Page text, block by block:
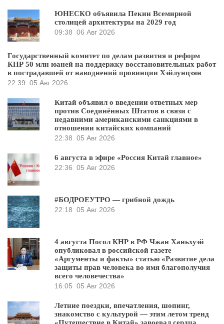
ЮНЕСКО объявила Пекин Всемирной
столицей архитектуры на 2029 год
09:38 06 Авг 2026
Государственный комитет по делам развития и реформ
КНР 50 млн юаней на поддержку восстановительных работ
в пострадавшей от наводнений провинции Хэйлунцзян
22:39 05 Авг 2026
Китай объявил о введении ответных мер
против Соединённых Штатов в связи с
недавними американскими санкциями в
отношении китайских компаний
22:38 05 Авг 2026
6 августа в эфире «Россия Китай главное»
22:36 05 Авг 2026
#БОДРОЕУТРО — грибной дождь
22:18 05 Авг 2026
4 августа Посол КНР в РФ Чжан Ханьхуэй
опубликовал в российской газете
«Аргументы и факты» статью «Развитие дела
защиты прав человека во имя благополучия
всего человечества»
16:05 05 Авг 2026
Летние поездки, впечатления, шопинг,
знакомство с культурой — этим летом тренд